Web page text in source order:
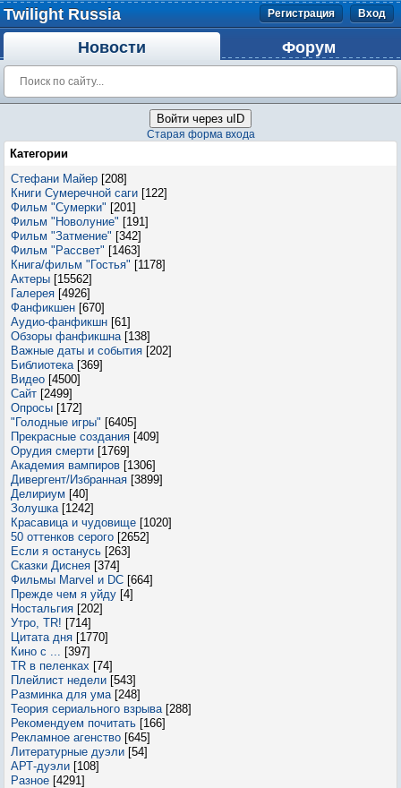
Twilight Russia Регистрация Вход
Новости Форум
Войти через uID
Старая форма входа
Категории
Стефани Майер [208]
Книги Сумеречной саги [122]
Фильм "Сумерки" [201]
Фильм "Новолуние" [191]
Фильм "Затмение" [342]
Фильм "Рассвет" [1463]
Книга/фильм "Гостья" [1178]
Актеры [15562]
Галерея [4926]
Фанфикшен [670]
Аудио-фанфикшн [61]
Обзоры фанфикшна [138]
Важные даты и события [202]
Библиотека [369]
Видео [4500]
Сайт [2499]
Опросы [172]
"Голодные игры" [6405]
Прекрасные создания [409]
Орудия смерти [1769]
Академия вампиров [1306]
Дивергент/Избранная [3899]
Делириум [40]
Золушка [1242]
Красавица и чудовище [1020]
50 оттенков серого [2652]
Если я останусь [263]
Сказки Диснея [374]
Фильмы Marvel и DC [664]
Прежде чем я уйду [4]
Ностальгия [202]
Утро, TR! [714]
Цитата дня [1770]
Кино с ... [397]
TR в пеленках [74]
Плейлист недели [543]
Разминка для ума [248]
Теория сериального взрыва [288]
Рекомендуем почитать [166]
Рекламное агенство [645]
Литературные дуэли [54]
АРТ-дуэли [108]
Разное [4291]